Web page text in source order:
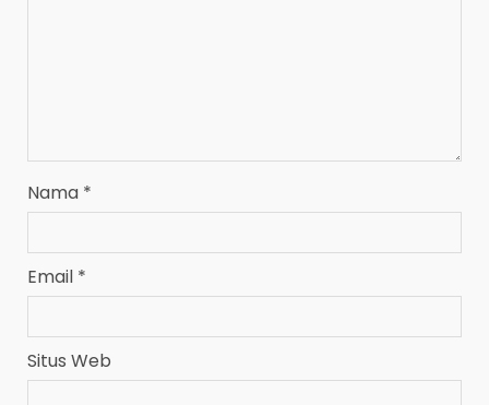
Nama *
Email *
Situs Web